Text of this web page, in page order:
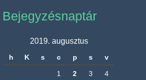
Bejegyzésnaptár
2019. augusztus
h K s c p s v
1 2 3
4